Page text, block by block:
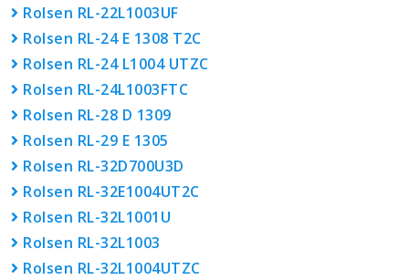
Rolsen RL-22L1003UF
Rolsen RL-24 E 1308 T2C
Rolsen RL-24 L1004 UTZC
Rolsen RL-24L1003FTC
Rolsen RL-28 D 1309
Rolsen RL-29 E 1305
Rolsen RL-32D700U3D
Rolsen RL-32E1004UT2C
Rolsen RL-32L1001U
Rolsen RL-32L1003
Rolsen RL-32L1004UTZC